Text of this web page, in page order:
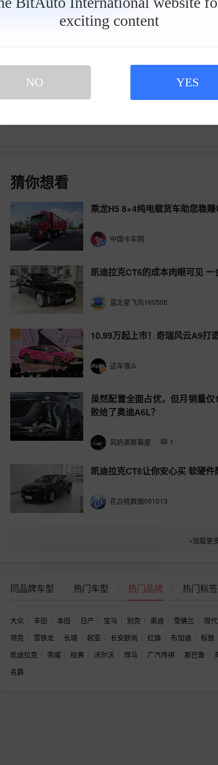
exciting content
NO YES
网友评论
猜你想看
乘龙H5 8×4纯电载货车助您稳
中国卡车网
凯迪拉克CT6的成本肉眼可见
蓝北星飞鸟160508
10.99万起上市！奇瑞风云A9打
这车值么
虽然配置全面占优，但月销量
败给了奥迪A6L？
风奶茶屏幕屋 1
凯迪拉克CT6让你安心买 软硬件
花白桃数据091013
+加载更
同品牌车型 热门车型 热门品牌 热门标签
大众 丰田 本田 日产 宝马 别克 奥迪 雪佛兰
现代
领克
雪铁龙 长城 起亚 长安欧尚 红旗 布加迪
标致
凯迪拉克
荣威 哈弗 沃尔沃 悍马 广汽传祺 斯巴鲁
名爵